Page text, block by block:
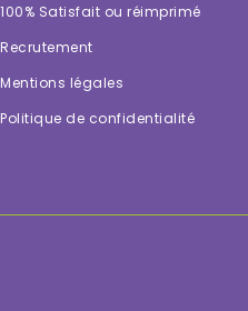
100% Satisfait ou réimprimé
Recrutement
Mentions légales
Politique de confidentialité